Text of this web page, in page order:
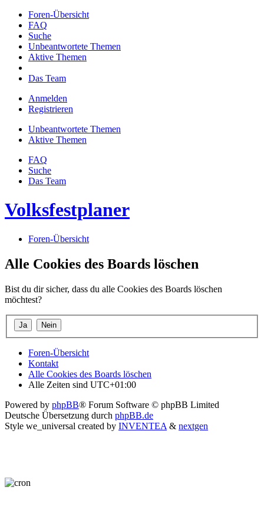
Foren-Übersicht
FAQ
Suche
Unbeantwortete Themen
Aktive Themen
Das Team
Anmelden
Registrieren
Unbeantwortete Themen
Aktive Themen
FAQ
Suche
Das Team
Volksfestplaner
Foren-Übersicht
Alle Cookies des Boards löschen
Bist du dir sicher, dass du alle Cookies des Boards löschen
möchtest?
Foren-Übersicht
Kontakt
Alle Cookies des Boards löschen
Alle Zeiten sind UTC+01:00
Powered by phpBB® Forum Software © phpBB Limited
Deutsche Übersetzung durch phpBB.de
Style we_universal created by INVENTEA & nextgen